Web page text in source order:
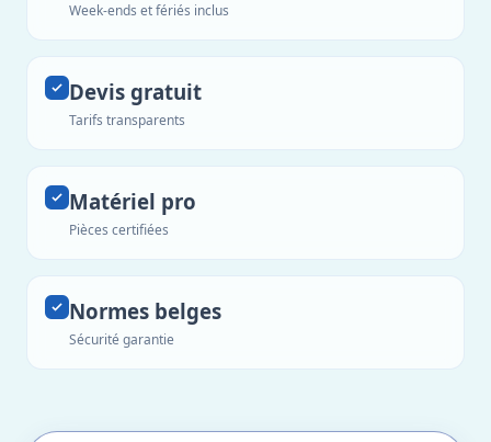
Week-ends et fériés inclus
Devis gratuit
Tarifs transparents
Matériel pro
Pièces certifiées
Normes belges
Sécurité garantie